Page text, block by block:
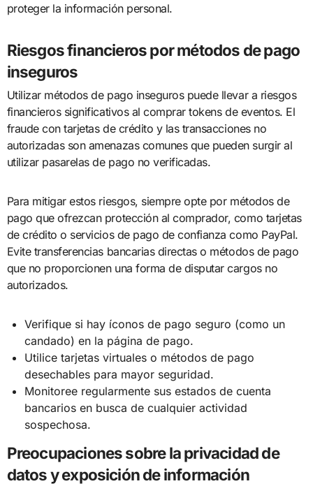
proteger la información personal.
Riesgos financieros por métodos de pago
inseguros
Utilizar métodos de pago inseguros puede llevar a riesgos
financieros significativos al comprar tokens de eventos. El
fraude con tarjetas de crédito y las transacciones no
autorizadas son amenazas comunes que pueden surgir al
utilizar pasarelas de pago no verificadas.
Para mitigar estos riesgos, siempre opte por métodos de
pago que ofrezcan protección al comprador, como tarjetas
de crédito o servicios de pago de confianza como PayPal.
Evite transferencias bancarias directas o métodos de pago
que no proporcionen una forma de disputar cargos no
autorizados.
Verifique si hay íconos de pago seguro (como un
candado) en la página de pago.
Utilice tarjetas virtuales o métodos de pago
desechables para mayor seguridad.
Monitoree regularmente sus estados de cuenta
bancarios en busca de cualquier actividad
sospechosa.
Preocupaciones sobre la privacidad de
datos y exposición de información